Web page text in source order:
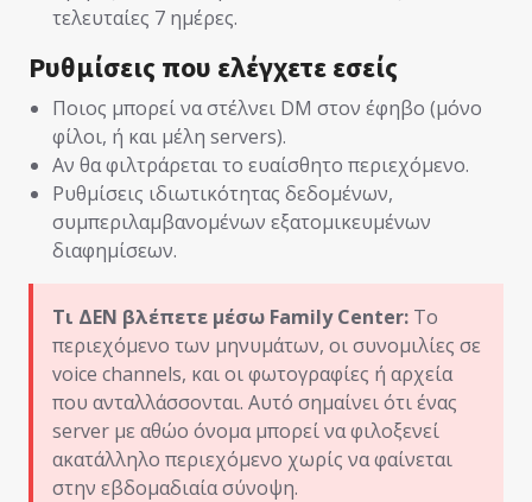
τελευταίες 7 ημέρες.
Ρυθμίσεις που ελέγχετε εσείς
Ποιος μπορεί να στέλνει DM στον έφηβο (μόνο
φίλοι, ή και μέλη servers).
Αν θα φιλτράρεται το ευαίσθητο περιεχόμενο.
Ρυθμίσεις ιδιωτικότητας δεδομένων,
συμπεριλαμβανομένων εξατομικευμένων
διαφημίσεων.
Τι ΔΕΝ βλέπετε μέσω Family Center: Το
περιεχόμενο των μηνυμάτων, οι συνομιλίες σε
voice channels, και οι φωτογραφίες ή αρχεία
που ανταλλάσσονται. Αυτό σημαίνει ότι ένας
server με αθώο όνομα μπορεί να φιλοξενεί
ακατάλληλο περιεχόμενο χωρίς να φαίνεται
στην εβδομαδιαία σύνοψη.